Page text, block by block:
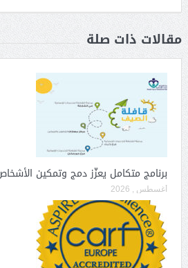
مقالات ذات صلة
برنامج متكامل يعزّز دمج وتمكين
أغسطس , 2026